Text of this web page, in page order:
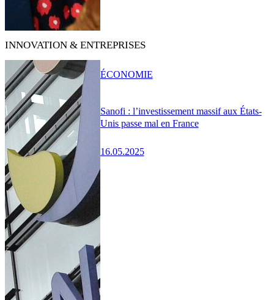
INNOVATION & ENTREPRISES
Sanofi : l’investissement massif aux États-
Unis passe mal en France
16.05.2025
ÉCONOMIE